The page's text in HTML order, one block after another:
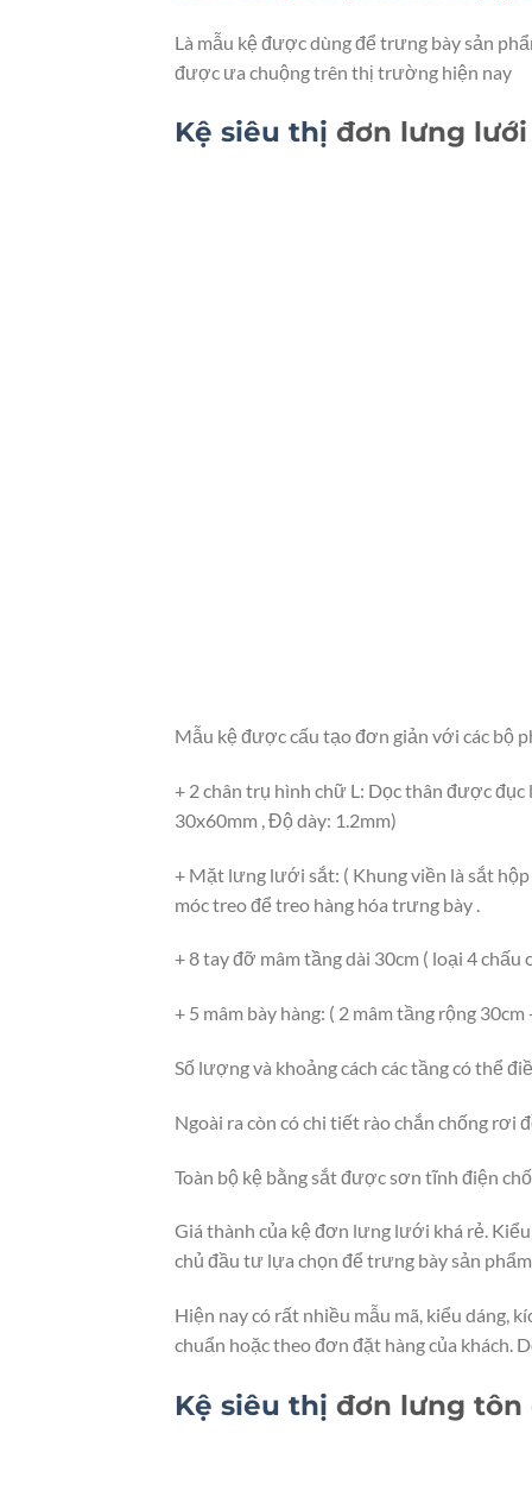
Là mẫu kệ được dùng để trưng bày sản
được ưa chuộng trên thị trường hiện nay
Kệ siêu thị đơn lưng lưới
Mẫu kệ được cấu tạo đơn giản với các bộ
+ 2 chân trụ hình chữ L: Dọc thân được
30x60mm , Độ dày: 1.2mm)
+ Mặt lưng lưới sắt: ( Khung viền là sắt
móc treo để treo hàng hóa trưng bày .
+ 8 tay đỡ mâm tầng dài 30cm ( loại 4 chấu
+ 5 mâm bày hàng: ( 2 mâm tầng rộng
Số lượng và khoảng cách các tầng có thể
Ngoài ra còn có chi tiết rào chắn chống rơi
Toàn bộ kệ bằng sắt được sơn tĩnh điện
Giá thành của kệ đơn lưng lưới khá rẻ.
chủ đầu tư lựa chọn để trưng bày sản
Hiện nay có rất nhiều mẫu mã, kiểu dáng,
chuẩn hoặc theo đơn đặt hàng của khách.
Kệ siêu thị đơn lưng tôn